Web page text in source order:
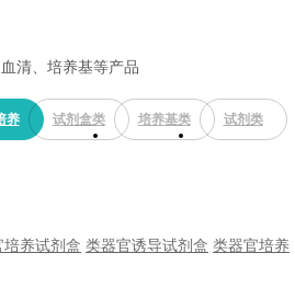
清、培养基等产品
养 试剂盒类 培养基类 试剂类
培养试剂盒 类器官诱导试剂盒 类器官培养